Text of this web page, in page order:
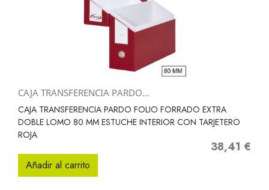
CAJA TRANSFERENCIA PARDO...
CAJA TRANSFERENCIA PARDO FOLIO FORRADO EXTRA
DOBLE LOMO 80 MM ESTUCHE INTERIOR CON TARJETERO
ROJA
Precio
38,41 €
Añadir al carrito